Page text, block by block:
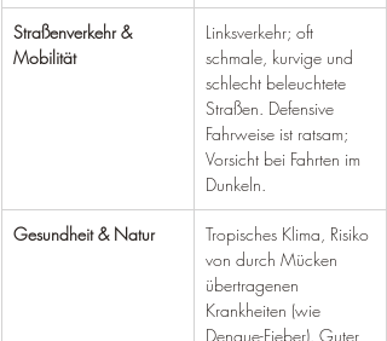
Straßenverkehr &
Mobilität
Linksverkehr; oft
schmale, kurvige und
schlecht beleuchtete
Straßen. Defensive
Fahrweise ist ratsam;
Vorsicht bei Fahrten im
Dunkeln.
Gesundheit & Natur
Tropisches Klima, Risiko
von durch Mücken
übertragenen
Krankheiten (wie
Dengue-Fieber). Guter